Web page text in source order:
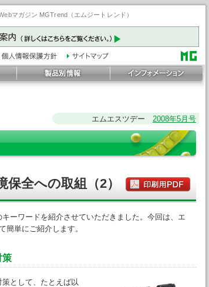
マガジン MGTrend（エムジートレンド）
エムエスツデー 2008年5月号
全への取組（2）
ーワードを紹介させていただきました。今回は、エ
簡単にご紹介します。
策
として、たとえば以